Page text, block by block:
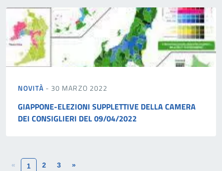
NOVITÀ - 30 MARZO 2022
GIAPPONE-ELEZIONI SUPPLETTIVE DELLA CAMERA
DEI CONSIGLIERI DEL 09/04/2022
« 1 2 3 »